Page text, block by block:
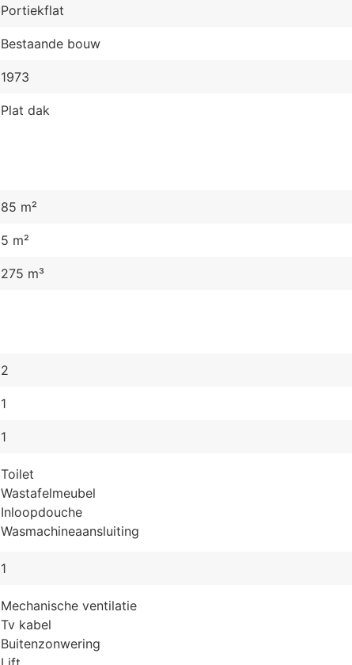
Portiekflat
Bestaande bouw
1973
Plat dak
85 m²
5 m²
275 m³
2
1
1
Toilet
Wastafelmeubel
Inloopdouche
Wasmachineaansluiting
1
Mechanische ventilatie
Tv kabel
Buitenzonwering